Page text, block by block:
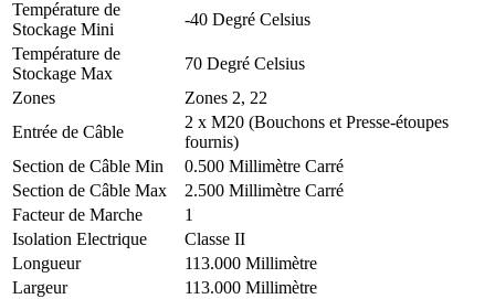
Température de
Stockage Mini
-40 Degré Celsius
Température de
Stockage Max
70 Degré Celsius
Zones
Zones 2, 22
Entrée de Câble
2 x M20 (Bouchons et Presse-étoupes
fournis)
Section de Câble Min
0.500 Millimètre Carré
Section de Câble Max
2.500 Millimètre Carré
Facteur de Marche
1
Isolation Electrique
Classe II
Longueur
113.000 Millimètre
Largeur
113.000 Millimètre